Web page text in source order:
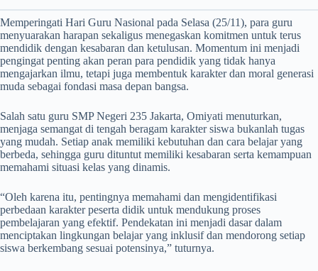
Memperingati Hari Guru Nasional pada Selasa (25/11), para guru
menyuarakan harapan sekaligus menegaskan komitmen untuk terus
mendidik dengan kesabaran dan ketulusan. Momentum ini menjadi
pengingat penting akan peran para pendidik yang tidak hanya
mengajarkan ilmu, tetapi juga membentuk karakter dan moral generasi
muda sebagai fondasi masa depan bangsa.
Salah satu guru SMP Negeri 235 Jakarta, Omiyati menuturkan,
menjaga semangat di tengah beragam karakter siswa bukanlah tugas
yang mudah. Setiap anak memiliki kebutuhan dan cara belajar yang
berbeda, sehingga guru dituntut memiliki kesabaran serta kemampuan
memahami situasi kelas yang dinamis.
“Oleh karena itu, pentingnya memahami dan mengidentifikasi
perbedaan karakter peserta didik untuk mendukung proses
pembelajaran yang efektif. Pendekatan ini menjadi dasar dalam
menciptakan lingkungan belajar yang inklusif dan mendorong setiap
siswa berkembang sesuai potensinya,” tuturnya.